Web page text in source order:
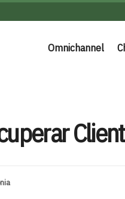
Omnichannel